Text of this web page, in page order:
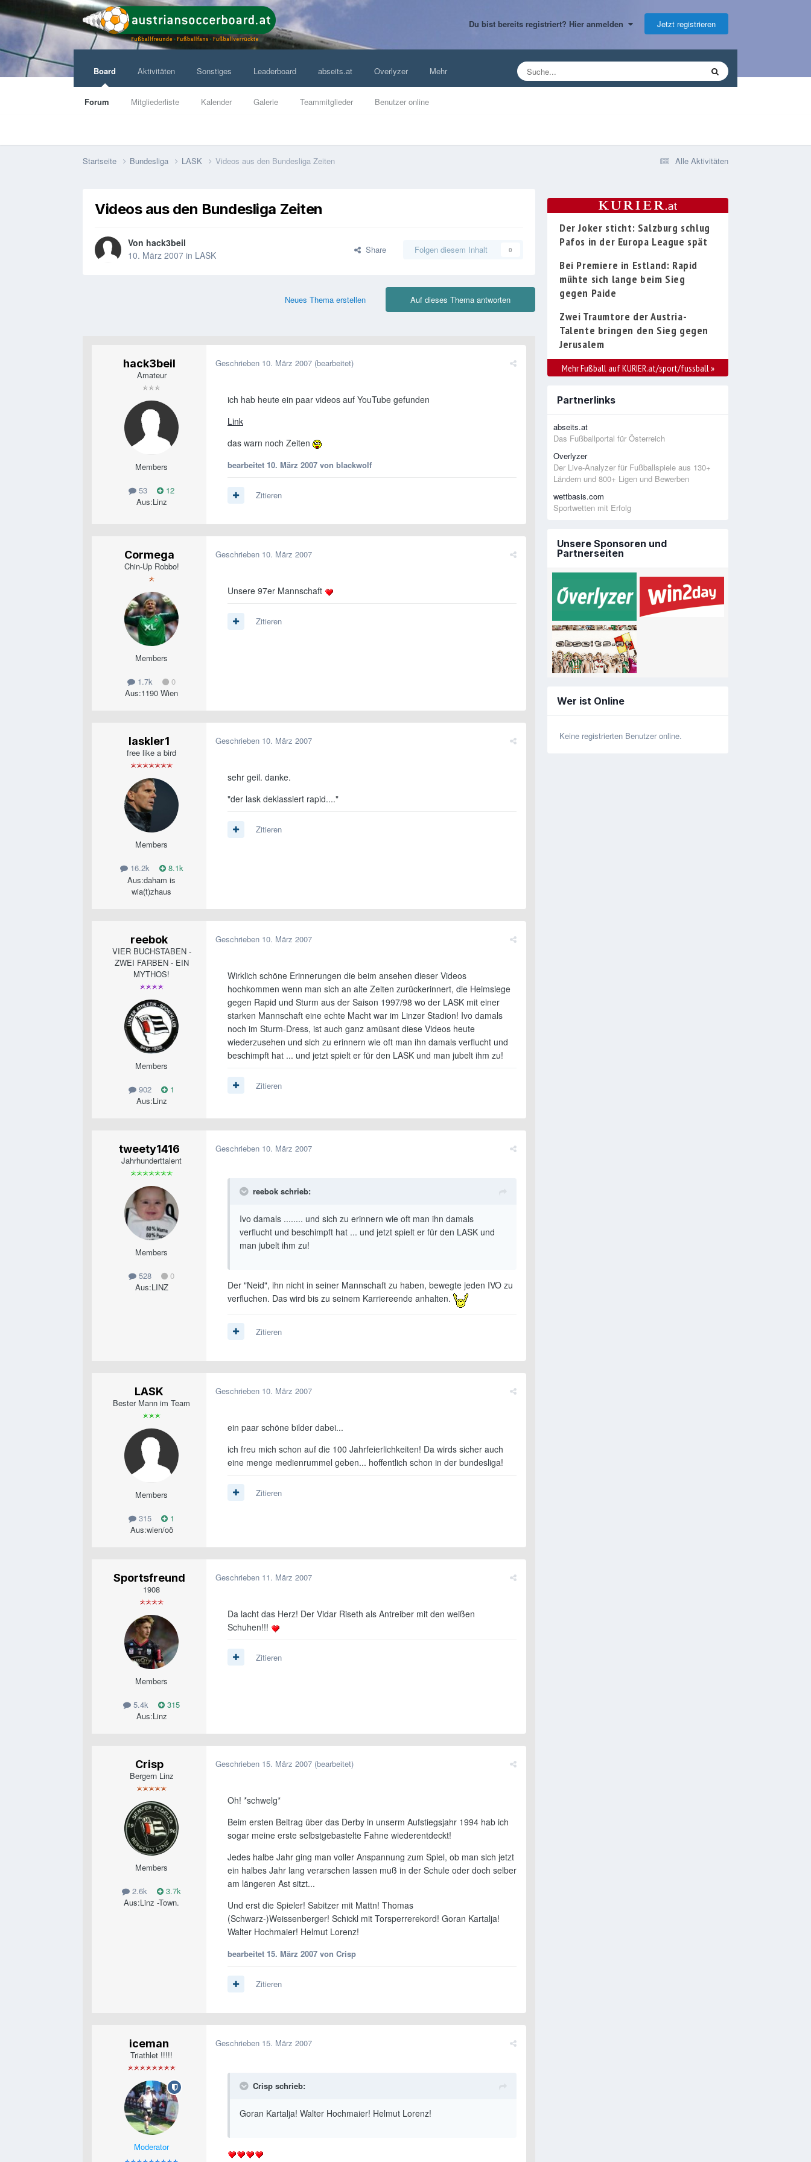
Du bist bereits registriert? Hier anmelden Jetzt registrieren
Board
Forum Mitgliederliste Kalender Galerie Teammitglieder Benutzer online
Aktivitäten Sonstiges Leaderboard abseits.at Overlyzer Mehr
Alle Aktivitäten
Startseite Bundesliga LASK Videos aus den Bundesliga Zeiten
Videos aus den Bundesliga Zeiten
Von hack3beil
10. März 2007 in LASK Share Folgen diesem Inhalt 0
Auf dieses Thema antworten
Neues Thema erstellen
hack3beil
Amateur
Members
53
12
Aus:Linz
Geschrieben 10. März 2007 (bearbeitet)
ich hab heute ein paar videos auf YouTube gefunden
Link
das warn noch Zeiten
bearbeitet 10. März 2007 von blackwolf
Zitieren
Cormega
Chin-Up Robbo!
Members
1.7k
0
Aus:1190 Wien
Geschrieben 10. März 2007
Unsere 97er Mannschaft
Zitieren
laskler1
free like a bird
Members
16.2k
8.1k
Aus:daham is
wia(t)zhaus
Geschrieben 10. März 2007
sehr geil. danke.
"der lask deklassiert rapid...."
Zitieren
reebok
VIER BUCHSTABEN -
ZWEI FARBEN - EIN
MYTHOS!
Members
902
1
Aus:Linz
Geschrieben 10. März 2007
Wirklich schöne Erinnerungen die beim ansehen dieser Videos
hochkommen wenn man sich an alte Zeiten zurückerinnert, die Heimsiege
gegen Rapid und Sturm aus der Saison 1997/98 wo der LASK mit einer
starken Mannschaft eine echte Macht war im Linzer Stadion! Ivo damals
noch im Sturm-Dress, ist auch ganz amüsant diese Videos heute
wiederzusehen und sich zu erinnern wie oft man ihn damals verflucht und
beschimpft hat ... und jetzt spielt er für den LASK und man jubelt ihm zu!
Zitieren
tweety1416
Jahrhunderttalent
Members
528
0
Aus:LINZ
Geschrieben 10. März 2007
reebok schrieb:
Ivo damals ........ und sich zu erinnern wie oft man ihn damals
verflucht und beschimpft hat ... und jetzt spielt er für den LASK und
man jubelt ihm zu!
Der "Neid", ihn nicht in seiner Mannschaft zu haben, bewegte jeden IVO zu
verfluchen. Das wird bis zu seinem Karriereende anhalten.
Zitieren
LASK
Bester Mann im Team
Members
315
1
Aus:wien/oö
Geschrieben 10. März 2007
ein paar schöne bilder dabei...
ich freu mich schon auf die 100 Jahrfeierlichkeiten! Da wirds sicher auch
eine menge medienrummel geben... hoffentlich schon in der bundesliga!
Zitieren
Sportsfreund
1908
Members
5.4k
315
Aus:Linz
Geschrieben 11. März 2007
Da lacht das Herz! Der Vidar Riseth als Antreiber mit den weißen
Schuhen!!!
Zitieren
Crisp
Bergern Linz
Members
2.6k
3.7k
Aus:Linz -Town.
Geschrieben 15. März 2007 (bearbeitet)
Oh! *schwelg*
Beim ersten Beitrag über das Derby in unserm Aufstiegsjahr 1994 hab ich
sogar meine erste selbstgebastelte Fahne wiederentdeckt!
Jedes halbe Jahr ging man voller Anspannung zum Spiel, ob man sich jetzt
ein halbes Jahr lang verarschen lassen muß in der Schule oder doch selber
am längeren Ast sitzt...
Und erst die Spieler! Sabitzer mit Mattn! Thomas
(Schwarz-)Weissenberger! Schickl mit Torsperrerekord! Goran Kartalja!
Walter Hochmaier! Helmut Lorenz!
bearbeitet 15. März 2007 von Crisp
Zitieren
iceman
Triathlet !!!!!
Moderator
Geschrieben 15. März 2007
Crisp schrieb:
Goran Kartalja! Walter Hochmaier! Helmut Lorenz!
Der Joker sticht: Salzburg schlug
Pafos in der Europa League spät
Bei Premiere in Estland: Rapid
mühte sich lange beim Sieg
gegen Paide
Zwei Traumtore der Austria-
Talente bringen den Sieg gegen
Jerusalem
Mehr Fußball auf KURIER.at/sport/fussball »
Partnerlinks
abseits.at
Das Fußballportal für Österreich
Overlyzer
Der Live-Analyzer für Fußballspiele aus 130+
Ländern und 800+ Ligen und Bewerben
wettbasis.com
Sportwetten mit Erfolg
Unsere Sponsoren und
Partnerseiten
Wer ist Online
Keine registrierten Benutzer online.